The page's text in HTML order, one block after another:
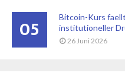
05
Bitcoin-Kurs
institutioneller
26 Juni 2026